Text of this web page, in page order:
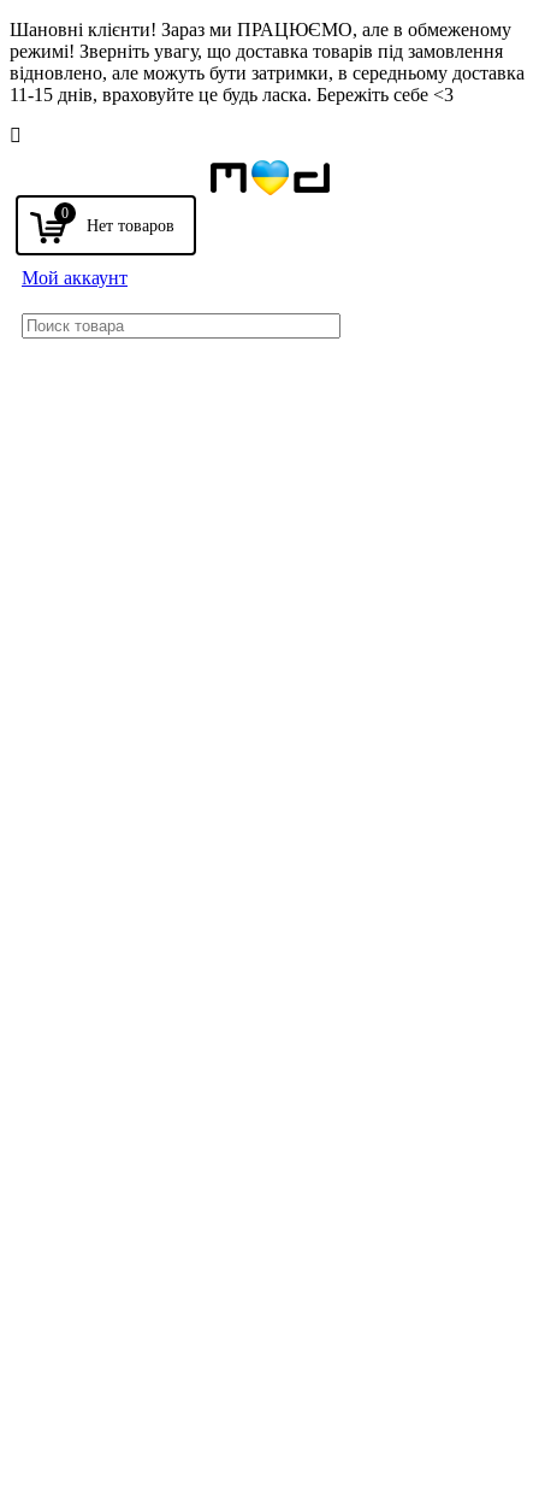
Шановні клієнти! Зараз ми ПРАЦЮЄМО, але в обмеженому
режимі! Зверніть увагу, що доставка товарів під замовлення
відновлено, але можуть бути затримки, в середньому доставка
11-15 днів, враховуйте це будь ласка. Бережіть себе <3
0
Мой аккаунт